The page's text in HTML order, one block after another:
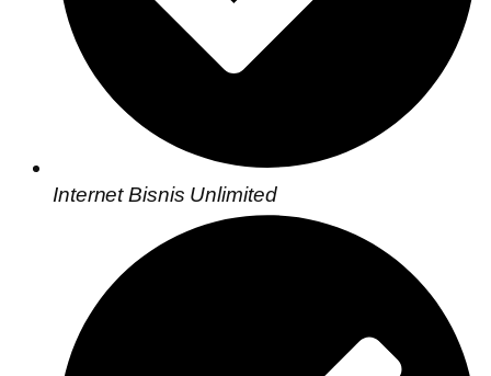
Internet Bisnis Unlimited